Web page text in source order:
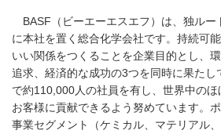
BASF（ビーエーエスエフ）は、独ルー
に本社を置く総合化学会社です。持続可
いい関係をつくることを企業目的とし、
追求、経済的な成功の3つを同時に果たし
で約110,000人の社員を有し、世界中の
お客様に貢献できるよう努めています。
事業セグメント（ケミカル、マテリアル